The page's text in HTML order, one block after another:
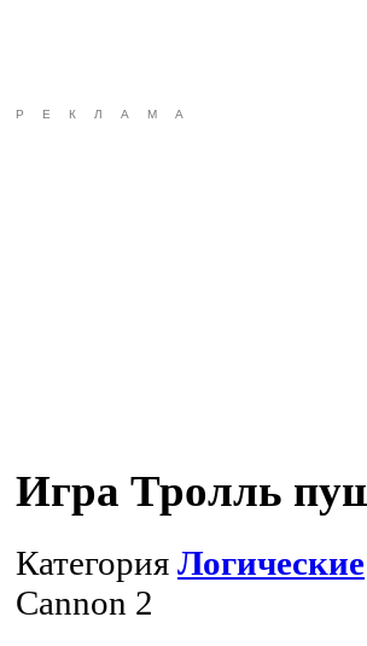
РЕКЛАМА
Игра Тролль
Категория Логические
Cannon 2